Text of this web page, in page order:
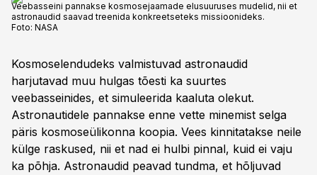
Veebasseini pannakse kosmosejaamade elusuuruses mudelid, nii et
astronaudid saavad treenida konkreetseteks missioonideks.
Foto: NASA
Kosmoselendudeks valmistuvad astronaudid
harjutavad muu hulgas tõesti ka suurtes
veebasseinides, et simuleerida kaaluta olekut.
Astronautidele pannakse enne vette minemist selga
päris kosmoseülikonna koopia. Vees kinnitatakse neile
külge raskused, nii et nad ei hulbi pinnal, kuid ei vaju
ka põhja. Astronaudid peavad tundma, et hõljuvad